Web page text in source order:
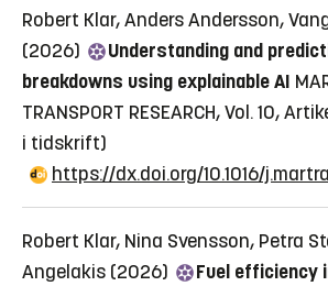
Robert Klar, Anders Andersson,
(2026)
Understanding and
breakdowns using explainable AI
TRANSPORT RESEARCH, Vol. 10,
i tidskrift)
https://dx.doi.org/10.1016/
Robert Klar, Nina Svensson, Petra
Angelakis (2026)
Fuel efficiency